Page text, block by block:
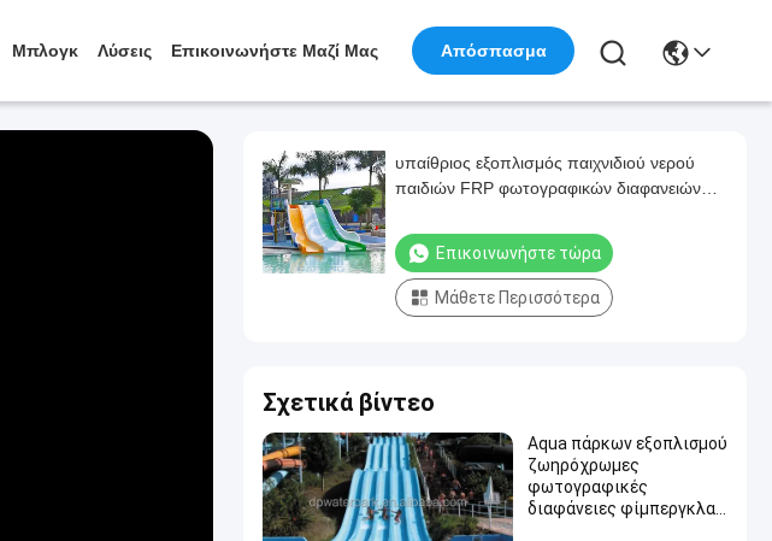
Μπλογκ Λύσεις Επικοινωνήστε Μαζί Μας Απόσπασμα
υπαίθριος εξοπλισμός παιχνιδιού νερού
παιδιών FRP φωτογραφικών διαφανειών
Επικοινωνήστε τώρα
Μάθετε Περισσότερα
Σχετικά βίντεο
Aqua πάρκων εξοπλισμού
ζωηρόχρωμες
φωτογραφικές
διαφάνειες φίμπεργκλας